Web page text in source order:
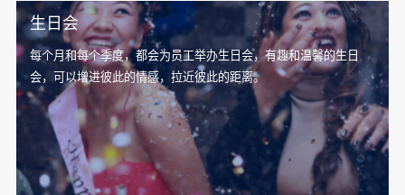
生日会
每个月和每个季度，都会为员工举办生日会，有趣和温馨的生日
会，可以增进彼此的情感，拉近彼此的距离。